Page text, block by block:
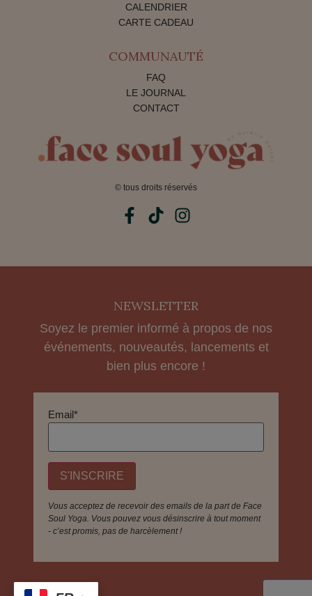
CALENDRIER
CARTE CADEAU
COMMUNAUTÉ
FAQ
LE JOURNAL
CONTACT
© tous droits réservés
NEWSLETTER
Soyez le premier informé à propos de nos
événements, nouveautés, lancements et
bien plus encore !
Email*
Vous acceptez de recevoir des emails de la part de Face
Soul Yoga. Vous pouvez vous désinscrire à tout moment
- c’est promis, pas de harcèlement !